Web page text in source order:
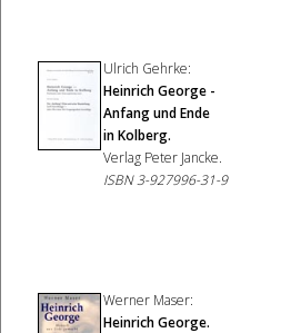
Ulrich Gehrke:
Heinrich George -
Anfang und Ende
in Kolberg.
Verlag Peter Jancke.
ISBN 3-927996-31-9
Werner Maser:
Heinrich George.